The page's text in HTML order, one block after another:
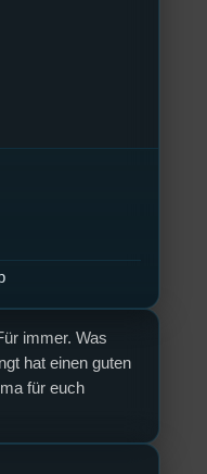
immer. Was
hat einen guten
für euch